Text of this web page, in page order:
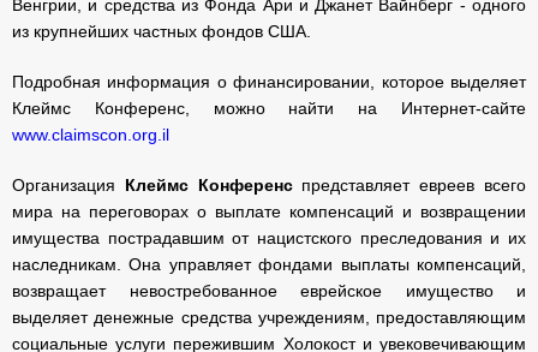
Венгрии, и средства из Фонда Ари и Джанет Вайнберг - одного
из крупнейших частных фондов США.
Подробная информация о финансировании, которое выделяет
Клеймс Конференс, можно найти на Интернет-сайте
www.claimscon.org.il
Организация Клеймс Конференс представляет евреев всего
мира на переговорах о выплате компенсаций и возвращении
имущества пострадавшим от нацистского преследования и их
наследникам. Она управляет фондами выплаты компенсаций,
возвращает невостребованное еврейское имущество и
выделяет денежные средства учреждениям, предоставляющим
социальные услуги пережившим Холокост и увековечивающим